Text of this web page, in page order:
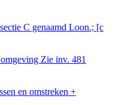
C genaamd Loon.; [c
Zie inv. 481
en omstreken +